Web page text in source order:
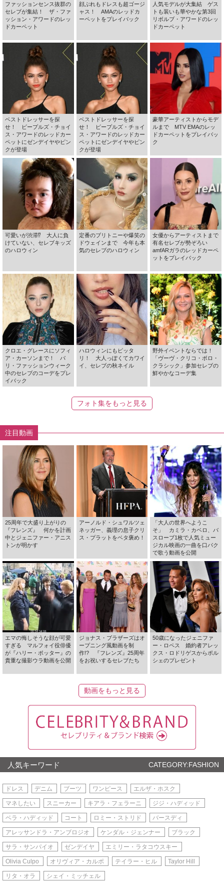
ファッションセンス抜群の
セレブが集結！ ザ・ファ
ッション・アワードのレッ
ドカーペット
顔ぶれもドレスも超ゴージ
ャス！ AMAのレッドカ
ーペットをプレイバック
人気モデルが大集結 ゲス
トも装いも華やかな第3回
リボルブ・アワードのレッ
ドカーペット
ベストドレッサーを探
せ！ ピープルズ・チョイ
ス・アワードのレッドカー
ペットにゼンデイヤやピン
クが登場
ベストドレッサーを探
せ！ ピープルズ・チョイ
ス・アワードのレッドカー
ペットにゼンデイヤやピン
クが登場
豪華アーティストからモデ
ルまで MTV EMAのレッ
ドカーペットをプレイバッ
ク
可愛いが渋滞⁉ 大人に負
けていない、セレブキッズ
のハロウィン
定番のブリトニーや爆笑の
ドウェインまで 今年も本
気のセレブのハロウィン
女優からアーティストまで
有名セレブが勢ぞろい
amfARガラのレッドカーペ
ットをプレイバック
クロエ・グレースにソフィ
ア・カーソンまで！ パ
リ・ファッションウィーク
中のセレブのコーデをプレ
イバック
ハロウィンにもピッタ
リ！ 大人っぽくてカワイ
イ、セレブの秋ネイル
野外イベントならでは！
「ヴーヴ・クリコ・ポロ・
クラシック」参加セレブの
鮮やかなコーデ集
フォト集をもっと見る
注目動画
25周年で大盛り上がりの
『フレンズ』 何かを計画
中とジェニファー・アニス
トンが明かす
アーノルド・シュワルツェ
ネッガー、義理の息子クリ
ス・プラットをベタ褒め！
「大人の世界へようこ
そ」 カミラ・カベロ、バ
スローブ1枚で人気ミュー
ジカル映画の一曲を口パク
で歌う動画を公開
エマの悔しそうな顔が可愛
すぎる マルフォイ役俳優
が『ハリー・ポッター』の
貴重な撮影ウラ動画を公開
ジョナス・ブラザーズはオ
ープニング風動画を制
作!? 『フレンズ』25周年
をお祝いするセレブたち
50歳になったジェニファ
ー・ロペス 婚約者アレッ
クス・ロドリゲスからポル
シェのプレゼント
動画をもっと見る
人気キーワード CATEGORY:FASHION
ドレス デニム ブーツ ワンピース エルザ・ホスク
マネしたい スニーカー キアラ・フェラーニ ジジ・ハディッド
ベラ・ハディッド コート ロミー・ストリド バースディ
アレッサンドラ・アンブロジオ ケンダル・ジェンナー ブラック
サラ・サンパイオ ゼンデイヤ エミリー・ラタコウスキー
Olivia Culpo オリヴィア・カルポ テイラー・ヒル Taylor Hill
リタ・オラ シェイ・ミッチェル